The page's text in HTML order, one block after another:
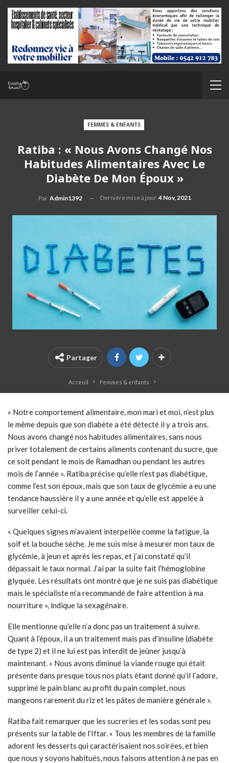
FEMMES & ENFANTS
Ratiba : « Nous Avons Changé Nos
Habitudes Alimentaires Avec Le
Diabète De Mon Époux »
Par Admin1392 Dernière mise à jour 4 Nov, 2021
Partager
Acceuil Femmes & enfants
« Notre comportement alimentaire, mon mari et moi, n’est plus
le même depuis que son diabète a été détecté il y a trois ans.
Nous avons changé nos habitudes alimentaires, sans nous
priver totalement de certains aliments contenant du sucre, que
ce soit pendant le mois de Ramadhan ou pendant les autres
mois de l’année ». Ratiba précise qu’elle n’est pas diabétique,
comme l’est son époux, mais que son taux de glycémie a eu une
tendance haussière il y a une année et qu’elle est appelée à
surveiller celui-ci.
« Quelques signes m’avaient interpellée comme la fatigue, la
soif et la bouche sèche. Je me suis mise à mesurer mon taux de
glycémie, à jeun et après les repas, et j’ai constaté qu’il
dépassait le taux normal. J’ai par la suite fait l’hémoglobine
glyquée. Les résultats ont montré que je ne suis pas diabétique
mais le spécialiste m’a recommandé de faire attention à ma
nourriture », indique la sexagénaire.
Elle mentionne qu’elle n’a donc pas un traitement à suivre.
Quant à l’époux, il a un traitement mais pas d’insuline (diabète
de type 2) et il ne lui est pas interdit de jeûner jusqu’à
maintenant. « Nous avons diminué la viande rouge qui était
présente dans presque tous nos plats étant donné qu’il l’adore,
supprimé le pain blanc au profit du pain complet, nous
mangeons rarement du riz et les pâtes de manière générale ».
Ratiba fait remarquer que les sucreries et les sodas sont peu
présents sur la table de l’Iftar. « Tous les membres de la famille
adorent les desserts qui caractérisaient nos soirées, et bien
que nous y soyons habitués, nous faisons attention à ne pas en